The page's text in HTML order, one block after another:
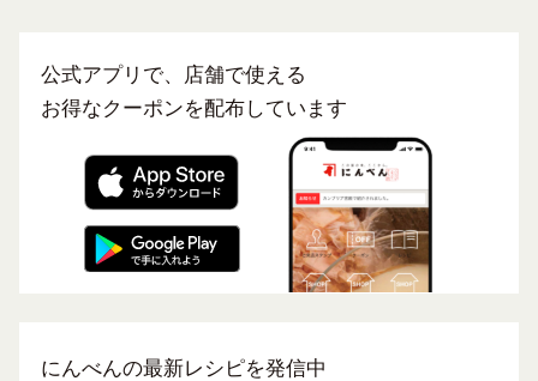
公式アプリで、店舗で使える
お得なクーポンを配布しています
にんべんの最新レシピを発信中